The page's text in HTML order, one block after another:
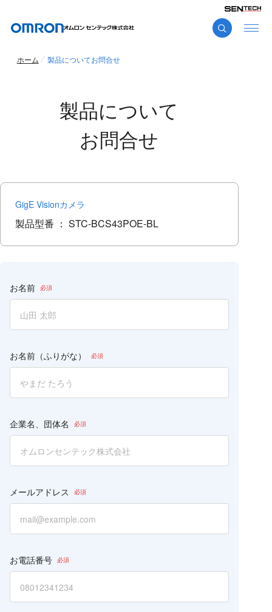
ホーム 製品についてお問合せ
製品について
お問合せ
GigE Visionカメラ
製品型番 ： STC-BCS43POE-BL
ィ
ド
に
く
い。
お名前
お名前（ふりがな）
企業名、団体名
メールアドレス
お電話番号